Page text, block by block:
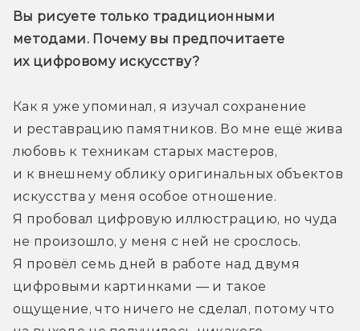
Вы рисуете только традиционными
методами. Почему вы предпочитаете
их цифровому искусству?
Как я уже упоминал, я изучал сохранение
и реставрацию памятников. Во мне ещё жива
любовь к техникам старых мастеров,
и к внешнему облику оригинальных объектов
искусства у меня особое отношение.
Я пробовал цифровую иллюстрацию, но чуда
не произошло, у меня с ней не срослось.
Я провёл семь дней в работе над двумя
цифровыми картинками — и такое
ощущение, что ничего не сделал, потому что